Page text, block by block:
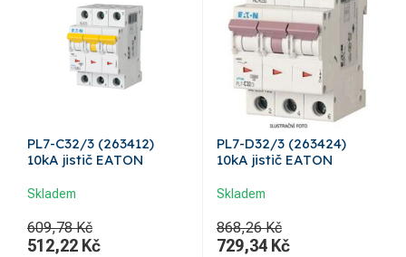
PL7-C32/3 (263412)
10kA jistič EATON
Skladem
609,78 Kč
512,22 Kč
PL7-D32/3 (263424)
10kA jistič EATON
Skladem
868,26 Kč
729,34 Kč